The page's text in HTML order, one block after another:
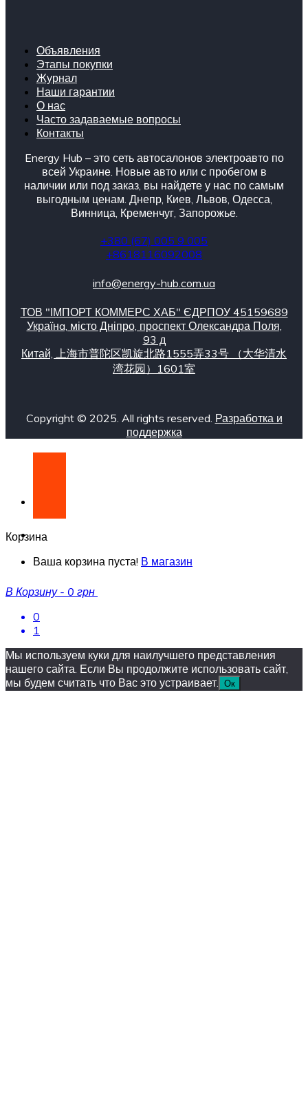
Объявления
Этапы покупки
Журнал
Наши гарантии
О нас
Часто задаваемые вопросы
Контакты
Energy Hub – это сеть автосалонов электроавто по
всей Украине. Новые авто или с пробегом в
наличии или под заказ, вы найдете у нас по самым
выгодным ценам. Днепр, Киев, Львов, Одесса,
Винница, Кременчуг, Запорожье.
+380 (67) 005 9 005
+8618116092008
info@energy-hub.com.ua
ТОВ "ІМПОРТ КОММЕРС ХАБ" ЄДРПОУ 45159689
Українa, місто Дніпро, проспект Олександра Поля,
93 д
Китай, 上海市普陀区凯旋北路1555弄33号 （大华清水
湾花园）1601室
Copyright © 2025. All rights reserved. Разработка и
поддержка
Корзина
Ваша корзина пуста! В магазин
В Корзину - 0 грн
0
1
Мы используем куки для наилучшего представления
нашего сайта. Если Вы продолжите использовать сайт,
мы будем считать что Вас это устраивает.
Ок